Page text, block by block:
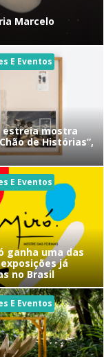
Marcelo
E Eventos
estreia mostra
de Histórias”,
E Eventos
ganha uma das
já
no Brasil
E Eventos